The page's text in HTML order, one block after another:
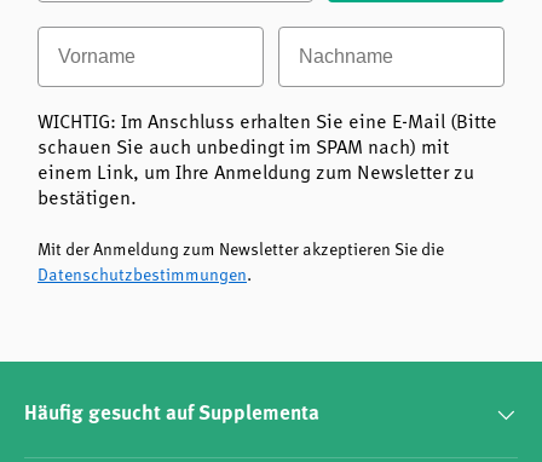
Vorname Nachname
WICHTIG: Im Anschluss erhalten Sie eine E-Mail (Bitte
schauen Sie auch unbedingt im SPAM nach) mit
einem Link, um Ihre Anmeldung zum Newsletter zu
bestätigen.
Mit der Anmeldung zum Newsletter akzeptieren Sie die
Datenschutzbestimmungen.
Häufig gesucht auf Supplementa